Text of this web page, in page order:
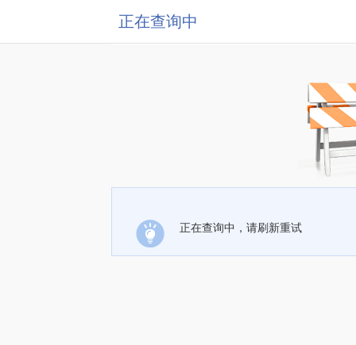
正在查询中
正在查询中，请刷新重试